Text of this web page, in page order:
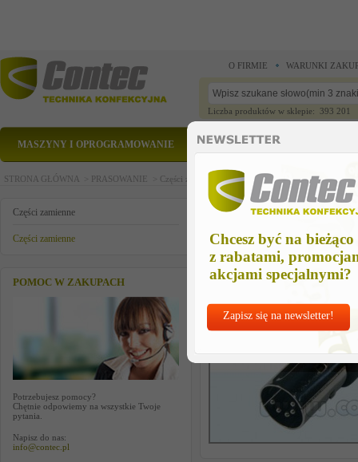
Chcesz być na bieżąco
z rabatami,
akcjami specjalnymi?
Zapisz się na newsletter!
O FIRMIE WARUNKI
Liczba produktów w sklepie: 393 201
MASZYNY I OPROGRAMOWANIE CZĘŚCI ZAMIENNE
STRONA GŁÓWNA > PRASOWANIE > Części zamienne >Części zamienne > czesc
Części zamienne
Części zamienne
POMOC W ZAKUPACH
Potrzebujesz pomocy?
Chętnie odpowiemy na wszystkie Twoje
pytania.
Napisz do nas:
info@contec.pl
czesc zamienna